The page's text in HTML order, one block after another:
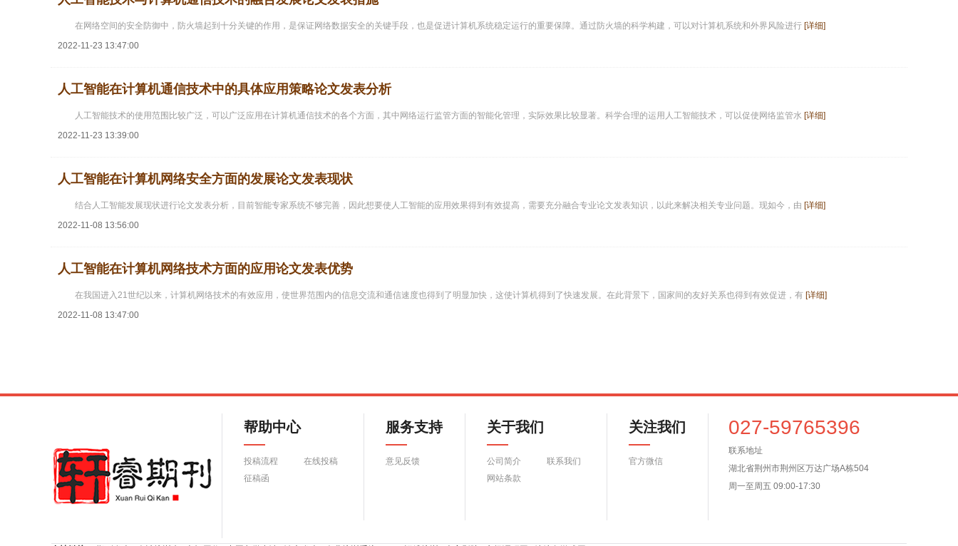
在网络空间的安全防御中，防火墙起到十分关键的作用，是保证网络数据安全的关键手段，也是促进计算机系统稳定运行的重要保障。通过防火墙的科学构建，可以对计算机系统和外界风险进行 [详细]
2022-11-23 13:47:00
人工智能在计算机通信技术中的具体应用策略论文发表分析
人工智能技术的使用范围比较广泛，可以广泛应用在计算机通信技术的各个方面，其中网络运行监管方面的智能化管理，实际效果比较显著。科学合理的运用人工智能技术，可以促使网络监管水 [详细]
2022-11-23 13:39:00
人工智能在计算机网络安全方面的发展论文发表现状
结合人工智能发展现状进行论文发表分析，目前智能专家系统不够完善，因此想要使人工智能的应用效果得到有效提高，需要充分融合专业论文发表知识，以此来解决相关专业问题。现如今，由 [详细]
2022-11-08 13:56:00
人工智能在计算机网络技术方面的应用论文发表优势
在我国进入21世纪以来，计算机网络技术的有效应用，使世界范围内的信息交流和通信速度也得到了明显加快，这使计算机得到了快速发展。在此背景下，国家间的友好关系也得到有效促进，有 [详细]
2022-11-08 13:47:00
027-59765396
联系地址
湖北省荆州市荆州区万达广场A栋504
周一至周五 09:00-17:30
帮助中心
投稿流程
在线投稿
征稿函
服务支持
意见反馈
关于我们
公司简介
联系我们
网站条款
关注我们
官方微信